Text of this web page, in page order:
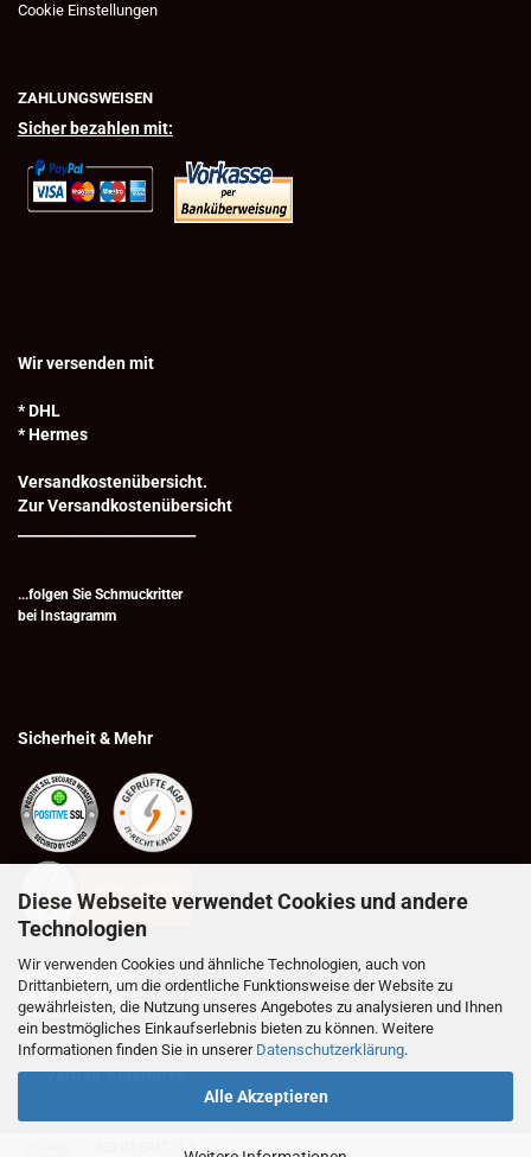
Diese Webseite verwendet Cookies und andere
Technologien
Wir verwenden Cookies und ähnliche Technologien, auch von
Drittanbietern, um die ordentliche Funktionsweise der Website zu
gewährleisten, die Nutzung unseres Angebotes zu analysieren und Ihnen
ein bestmögliches Einkaufserlebnis bieten zu können. Weitere
Informationen finden Sie in unserer Datenschutzerklärung.
Alle Akzeptieren
Cookie Einstellungen
ZAHLUNGSWEISEN
Sicher bezahlen mit:
Wir versenden mit
* DHL
* Hermes
Versandkostenübersicht.
Zur Versandkostenübersicht
...folgen Sie Schmuckritter
bei Instagramm
Sicherheit & Mehr
Vertrag widerrufen
(4.9 / 5)